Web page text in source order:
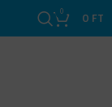
0 0 FT